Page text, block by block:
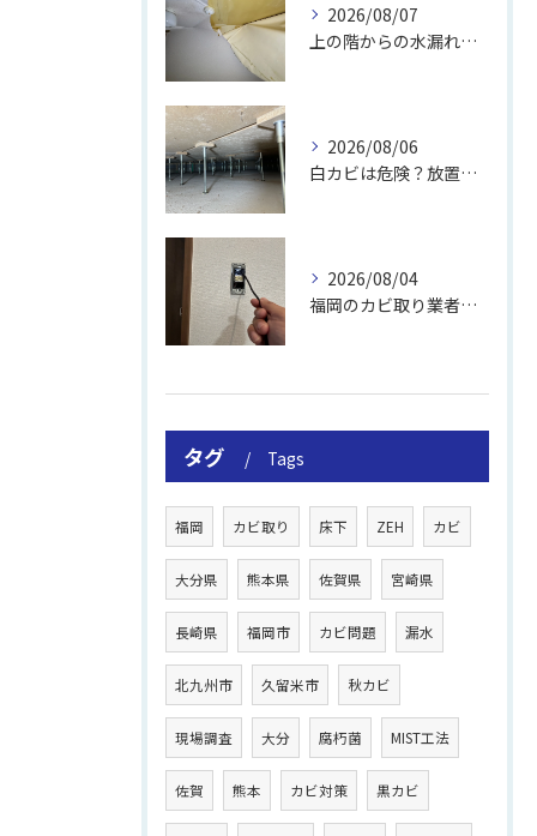
2026/08/07
上の階からの水漏れでカビ｜対処法と業者
2026/08/06
白カビは危険？放置のリスクと取り方
2026/08/04
福岡のカビ取り業者おすすめの選び方と費用
タグ Tags
福岡 カビ取り 床下 ZEH カビ
大分県 熊本県 佐賀県 宮崎県
長崎県 福岡市 カビ問題 漏水
北九州市 久留米市 秋カビ
現場調査 大分 腐朽菌 MIST工法
佐賀 熊本 カビ対策 黒カビ